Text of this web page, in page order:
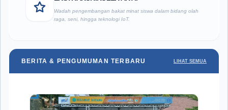
Wadah pengembangan bakat minat siswa dalam bidang olah
raga, seni, hingga teknologi IoT.
BERITA & PENGUMUMAN TERBARU LIHAT SEMUA